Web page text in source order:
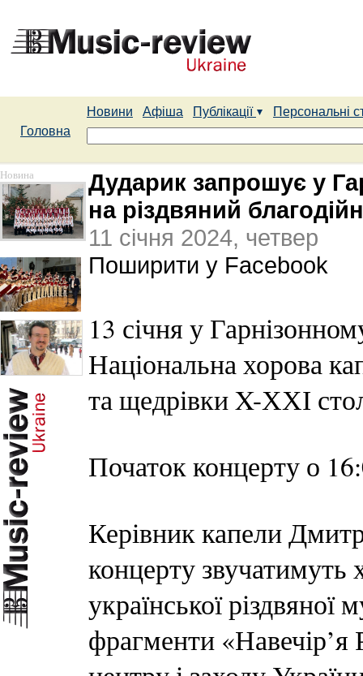
Новини Афіша Публікації
Персональні
Головна
Новина
Дударик запрошує у
на різдвяний
11 січня 2024, четвер
Поширити у Facebook
13 січня у
Національна хорова
та щедрівки X-ХХІ
Початок концерту о
Керівник капели
концерту звучатимуть
української різдвяної
фрагменти «Навечір’я